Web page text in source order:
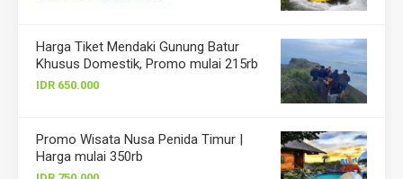
Harga Tiket Mendaki Gunung Batur
Khusus Domestik, Promo mulai 215rb
IDR 650.000
Promo Wisata Nusa Penida Timur |
Harga mulai 350rb